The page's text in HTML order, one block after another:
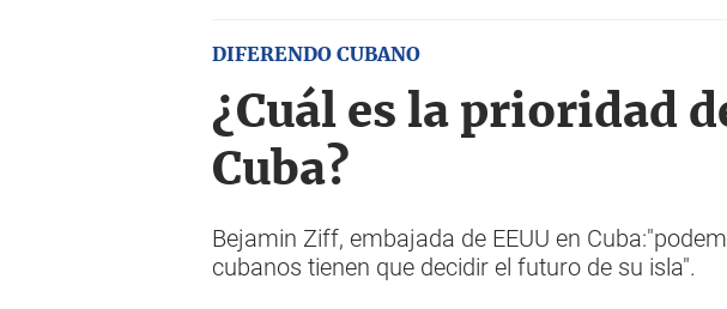
DIFERENDO CUBANO
¿Cuál es la prioridad
Cuba?
Bejamin Ziff, embajada de EEUU en
cubanos tienen que decidir el futuro de su isla".